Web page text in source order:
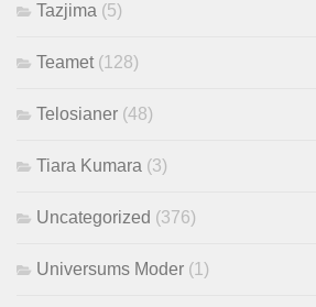
Tazjima (5)
Teamet(128)
Telosianer (48)
Tiara Kumara (3)
Uncategorized (376)
Universums Moder (1)